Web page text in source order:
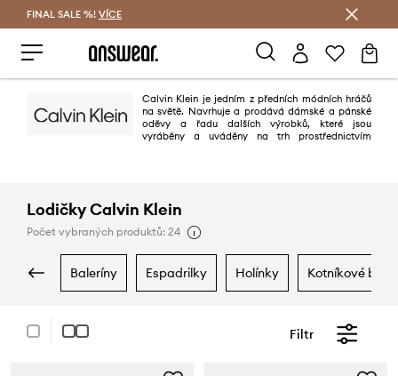
FINAL SALE %! VÍCE
Calvin Klein je jedním z předních módních hráčů
na světě. Navrhuje a prodává dámské a pánské
oděvy a řadu dalších výrobků, které jsou
vyráběny a uváděny na trh prostřednictvím
Lodičky Calvin Klein
Počet vybraných produktů: 24
baleríny espadrilky holínky kotníkové boty
Filtr